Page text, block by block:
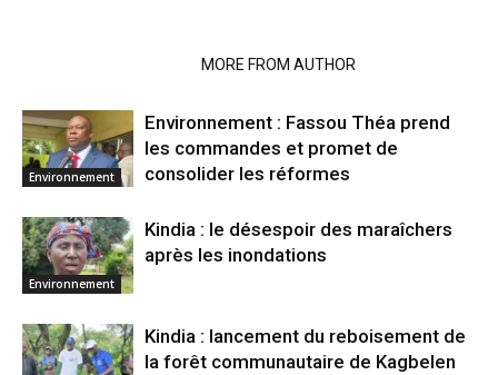
MORE FROM AUTHOR
Environnement
Environnement : Fassou Théa prend
les commandes et promet de
consolider les réformes
Environnement
Kindia : le désespoir des maraîchers
après les inondations
Kindia : lancement du reboisement de
la forêt communautaire de Kagbelen